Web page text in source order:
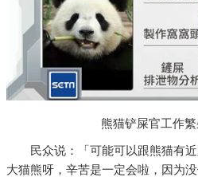
熊猫铲屎官工作繁
民众说：「可能可以跟熊猫有
大猫熊呀，辛苦是一定会啦，因为